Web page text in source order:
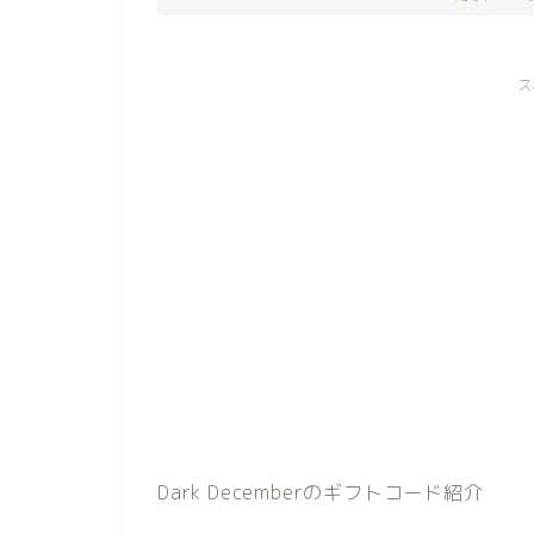
Dark Decemberのギフトコード紹介